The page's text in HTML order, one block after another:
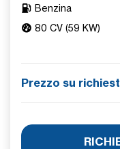
Benzina
80 CV (59 KW)
Prezzo su